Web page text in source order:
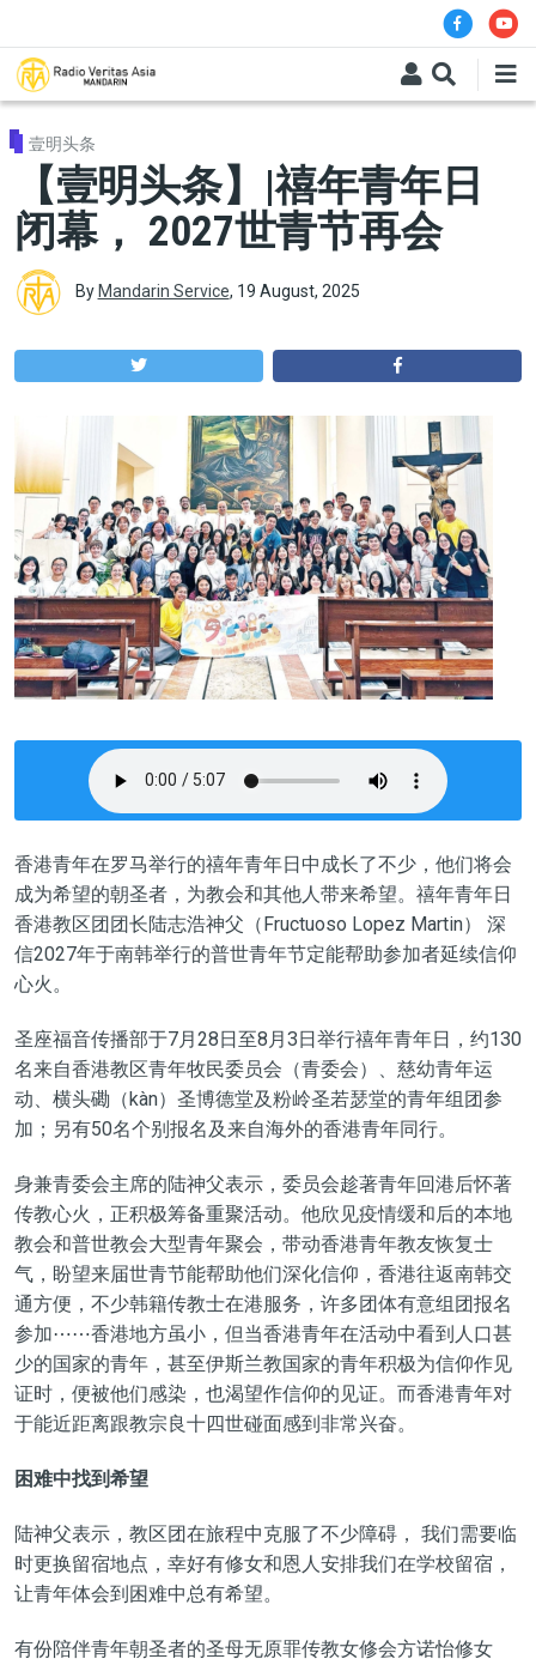
壹明头条
【壹明头条】|禧年青年日
闭幕， 2027世青节再会
By Mandarin Service, 19 August, 2025
香港青年在罗马举行的禧年青年日中成长了不少，他们将会
成为希望的朝圣者，为教会和其他人带来希望。禧年青年日
香港教区团团长陆志浩神父（Fructuoso Lopez Martin） 深
信2027年于南韩举行的普世青年节定能帮助参加者延续信仰
心火。
圣座福音传播部于7月28日至8月3日举行禧年青年日，约130
名来自香港教区青年牧民委员会（青委会）、慈幼青年运
动、横头磡（kàn）圣博德堂及粉岭圣若瑟堂的青年组团参
加；另有50名个别报名及来自海外的香港青年同行。
身兼青委会主席的陆神父表示，委员会趁著青年回港后怀著
传教心火，正积极筹备重聚活动。他欣见疫情缓和后的本地
教会和普世教会大型青年聚会，带动香港青年教友恢复士
气，盼望来届世青节能帮助他们深化信仰，香港往返南韩交
通方便，不少韩籍传教士在港服务，许多团体有意组团报名
参加⋯⋯香港地方虽小，但当香港青年在活动中看到人口甚
少的国家的青年，甚至伊斯兰教国家的青年积极为信仰作见
证时，便被他们感染，也渴望作信仰的见证。而香港青年对
于能近距离跟教宗良十四世碰面感到非常兴奋。
困难中找到希望
陆神父表示，教区团在旅程中克服了不少障碍， 我们需要临
时更换留宿地点，幸好有修女和恩人安排我们在学校留宿，
让青年体会到困难中总有希望。
有份陪伴青年朝圣者的圣母无原罪传教女修会方诺怡修女